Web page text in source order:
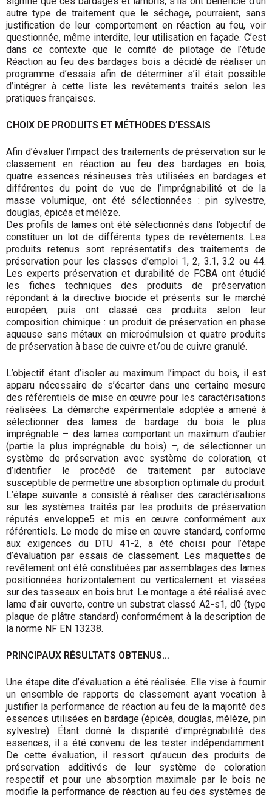
autre type de traitement que le séchage, pourraient, sans
justification de leur comportement en réaction au feu, voir
questionnée, même interdite, leur utilisation en façade. C’est
dans ce contexte que le comité de pilotage de l’étude
Réaction au feu des bardages bois a décidé de réaliser un
programme d’essais afin de déterminer s’il était possible
d’intégrer à cette liste les revêtements traités selon les
pratiques françaises.
CHOIX DE PRODUITS ET MÉTHODES D’ESSAIS
Afin d’évaluer l’impact des traitements de préservation sur le
classement en réaction au feu des bardages en bois,
quatre essences résineuses très utilisées en bardages et
différentes du point de vue de l’imprégnabilité et de la
masse volumique, ont été sélectionnées : pin sylvestre,
douglas, épicéa et mélèze.
Des profils de lames ont été sélectionnés dans l’objectif de
constituer un lot de différents types de revêtements. Les
produits retenus sont représentatifs des traitements de
préservation pour les classes d’emploi 1, 2, 3.1, 3.2 ou 44.
Les experts préservation et durabilité de FCBA ont étudié
les fiches techniques des produits de préservation
répondant à la directive biocide et présents sur le marché
européen, puis ont classé ces produits selon leur
composition chimique : un produit de préservation en phase
aqueuse sans métaux en microémulsion et quatre produits
de préservation à base de cuivre et/ou de cuivre granulé.
L’objectif étant d’isoler au maximum l’impact du bois, il est
apparu nécessaire de s’écarter dans une certaine mesure
des référentiels de mise en œuvre pour les caractérisations
réalisées. La démarche expérimentale adoptée a amené à
sélectionner des lames de bardage du bois le plus
imprégnable – des lames comportant un maximum d’aubier
(partie la plus imprégnable du bois) –, de sélectionner un
système de préservation avec système de coloration, et
d’identifier le procédé de traitement par autoclave
susceptible de permettre une absorption optimale du produit.
L’étape suivante a consisté à réaliser des caractérisations
sur les systèmes traités par les produits de préservation
réputés enveloppe5 et mis en œuvre conformément aux
référentiels. Le mode de mise en œuvre standard, conforme
aux exigences du DTU 41-2, a été choisi pour l’étape
d’évaluation par essais de classement. Les maquettes de
revêtement ont été constituées par assemblages des lames
positionnées horizontalement ou verticalement et vissées
sur des tasseaux en bois brut. Le montage a été réalisé avec
lame d’air ouverte, contre un substrat classé A2-s1, d0 (type
plaque de plâtre standard) conformément à la description de
la norme NF EN 13238.
PRINCIPAUX RÉSULTATS OBTENUS…
Une étape dite d’évaluation a été réalisée. Elle vise à fournir
un ensemble de rapports de classement ayant vocation à
justifier la performance de réaction au feu de la majorité des
essences utilisées en bardage (épicéa, douglas, mélèze, pin
sylvestre). Étant donné la disparité d’imprégnabilité des
essences, il a été convenu de les tester indépendamment.
De cette évaluation, il ressort qu’aucun des produits de
préservation additivés de leur système de coloration
respectif et pour une absorption maximale par le bois ne
modifie la performance de réaction au feu des systèmes de